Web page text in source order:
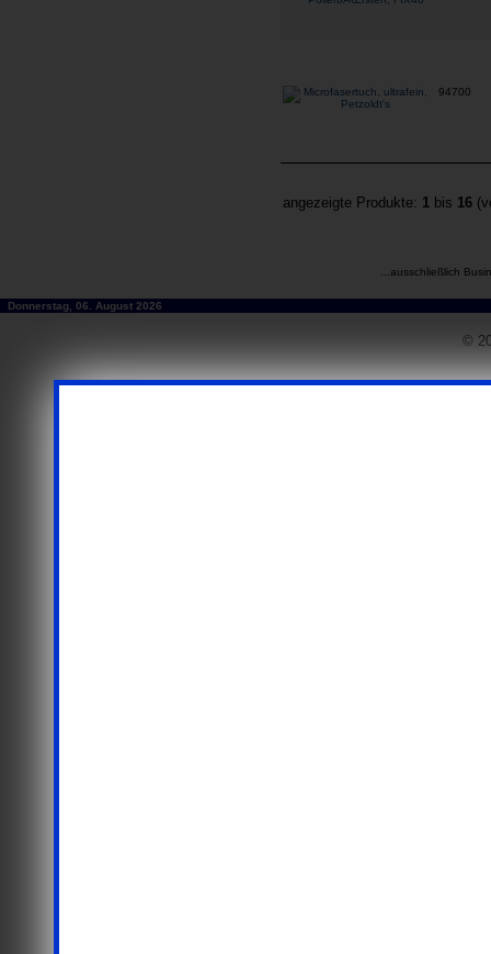
94700
angezeigte Produkte: 1 bis 16
...ausschließlich
Donnerstag, 06. August 2026
©